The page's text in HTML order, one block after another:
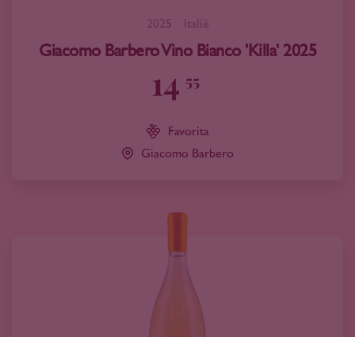
2025 Italië
Giacomo Barbero Vino Bianco 'Killa' 2025
14 55
Favorita
Giacomo Barbero